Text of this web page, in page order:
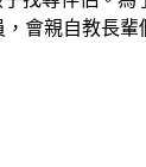
員，會親自教